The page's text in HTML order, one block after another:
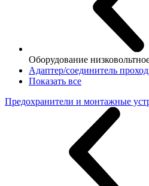
Оборудование
Адаптер/соединитель
Показать все
Предохранители и монтажные